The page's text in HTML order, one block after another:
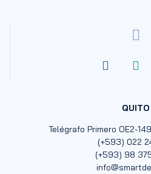
QUITO
Telégrafo Primero OE2-
(+593) 022
(+593) 98